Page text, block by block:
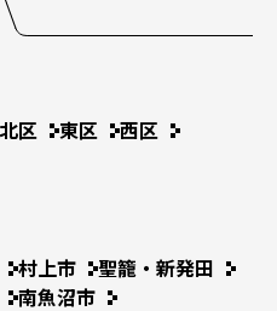
北区 東区
西区
村上市
聖籠・新発田
南魚沼市